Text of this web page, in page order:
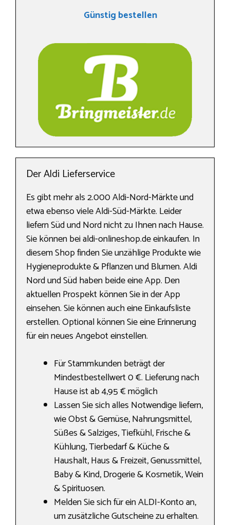
Günstig bestellen
Der Aldi Lieferservice
Es gibt mehr als 2.000 Aldi-Nord-Märkte und
etwa ebenso viele Aldi-Süd-Märkte. Leider
liefern Süd und Nord nicht zu Ihnen nach Hause.
Sie können bei aldi-onlineshop.de einkaufen. In
diesem Shop finden Sie unzählige Produkte wie
Hygieneprodukte & Pflanzen und Blumen. Aldi
Nord und Süd haben beide eine App. Den
aktuellen Prospekt können Sie in der App
einsehen. Sie können auch eine Einkaufsliste
erstellen. Optional können Sie eine Erinnerung
für ein neues Angebot einstellen.
Für Stammkunden beträgt der
Mindestbestellwert 0 €. Lieferung nach
Hause ist ab 4,95 € möglich
Lassen Sie sich alles Notwendige liefern,
wie Obst & Gemüse, Nahrungs­mittel,
Süßes & Salziges, Tiefkühl, Frische &
Kühlung, Tierbedarf & Küche &
Haushalt, Haus & Freizeit, Genussmittel,
Baby & Kind, Drogerie & Kosmetik, Wein
& Spirituosen.
Melden Sie sich für ein ALDI-Konto an,
um zusätzliche Gutscheine zu erhalten.